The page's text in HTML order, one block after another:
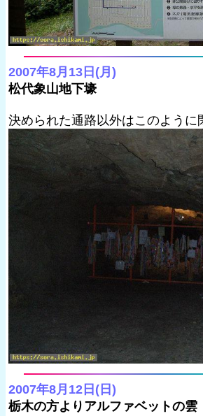
2007年8月13日(月)
松代象山地下壕
決められた通路以外はこのように
2007年8月12日(日)
栃木の方よりアルファベットの